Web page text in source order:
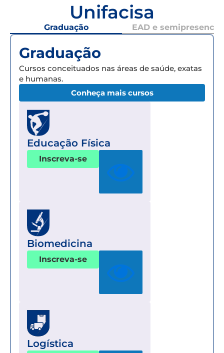
Unifacisa
Graduação EAD e semipresencial
Graduação
Cursos conceituados nas áreas de saúde, exatas
e humanas.
Conheça mais cursos
Educação Física
Inscreva-se
Biomedicina
Inscreva-se
Logística